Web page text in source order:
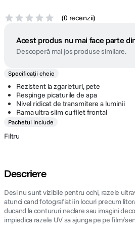
(0 recenzii)
Acest produs nu mai face parte
Descoperă mai jos produse similare.
Specificații cheie
Rezistent la zgarieturi, pete
Respinge picaturile de apa
Nivel ridicat de transmitere a luminii
Rama ultra-slim cu filet frontal
Pachetul include
Filtru
Descriere
Desi nu sunt vizibile pentru ochi, razele
atunci cand fotografiati in locuri precum
ducand la contururi neclare sau imagini
impiedica razele UV sa ajunga pe pe film/